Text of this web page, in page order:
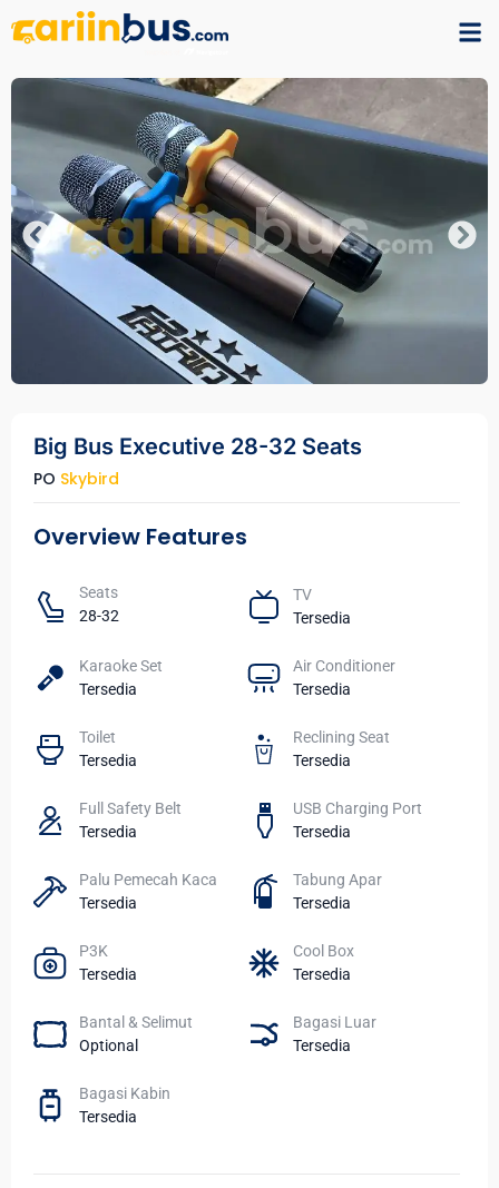
Big Bus Executive 28-32 Seats
PO Skybird
Overview Features
Seats​
28-32
TV​
Tersedia
Karaoke Set
Tersedia
Air Conditioner
Tersedia
Toilet​
Tersedia
Reclining Seat
Tersedia
Full Safety Belt
Tersedia
USB Charging Port
Tersedia
Palu Pemecah Kaca
Tersedia
Tabung Apar
Tersedia
P3K
Tersedia
Cool Box
Tersedia
Bantal & Selimut
Optional
Bagasi Luar
Tersedia
Bagasi Kabin
Tersedia